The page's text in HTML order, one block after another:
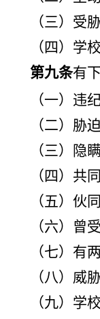
（三）受
（四）学
第九条有
（一）违
（二）胁
（三）隐
（四）共
（五）伙
（六）曾
（七）有
（八）威
（九）学